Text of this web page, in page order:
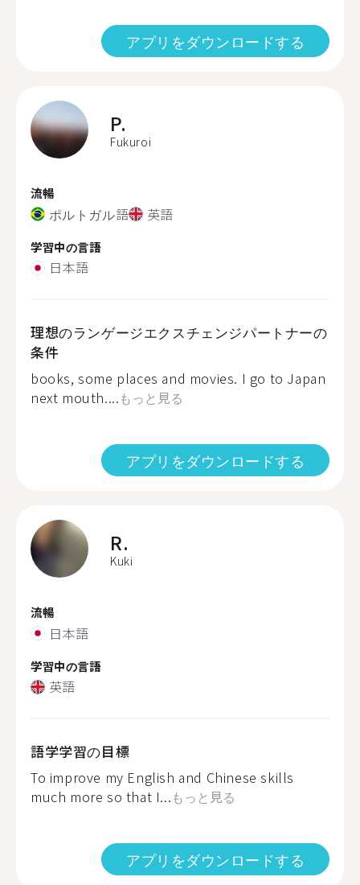
アプリをダウンロードする
P.
Fukuroi
流暢
ポルトガル語 英語
学習中の言語
日本語
理想のランゲージエクスチェンジパートナーの
条件
books, some places and movies. I go to Japan
next mouth....もっと見る
アプリをダウンロードする
R.
Kuki
流暢
日本語
学習中の言語
英語
語学学習の目標
To improve my English and Chinese skills
much more so that I...もっと見る
アプリをダウンロードする